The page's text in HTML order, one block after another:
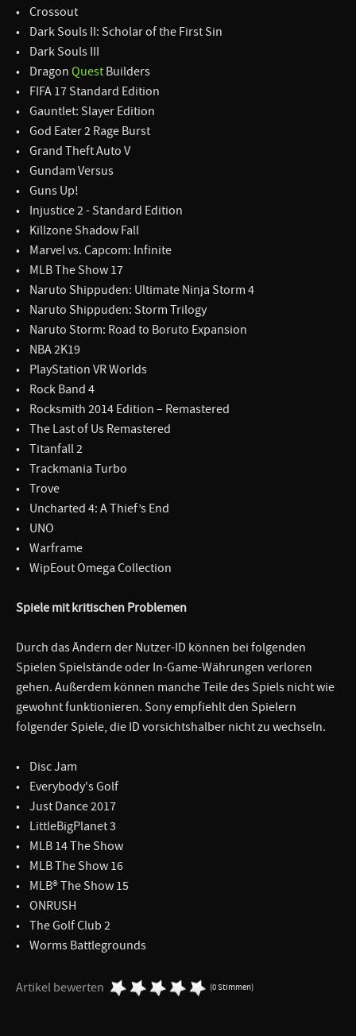
• Crossout
• Dark Souls II: Scholar of the First Sin
• Dark Souls III
• Dragon Quest Builders
• FIFA 17 Standard Edition
• Gauntlet: Slayer Edition
• God Eater 2 Rage Burst
• Grand Theft Auto V
• Gundam Versus
• Guns Up!
• Injustice 2 - Standard Edition
• Killzone Shadow Fall
• Marvel vs. Capcom: Infinite
• MLB The Show 17
• Naruto Shippuden: Ultimate Ninja Storm 4
• Naruto Shippuden: Storm Trilogy
• Naruto Storm: Road to Boruto Expansion
• NBA 2K19
• PlayStation VR Worlds
• Rock Band 4
• Rocksmith 2014 Edition – Remastered
• The Last of Us Remastered
• Titanfall 2
• Trackmania Turbo
• Trove
• Uncharted 4: A Thief’s End
• UNO
• Warframe
• WipEout Omega Collection
Spiele mit kritischen Problemen
Durch das Ändern der Nutzer-ID können bei folgenden
Spielen Spielstände oder In-Game-Währungen verloren
gehen. Außerdem können manche Teile des Spiels nicht wie
gewohnt funktionieren. Sony empfiehlt den Spielern
folgender Spiele, die ID vorsichtshalber nicht zu wechseln.
• Disc Jam
• Everybody's Golf
• Just Dance 2017
• LittleBigPlanet 3
• MLB 14 The Show
• MLB The Show 16
• MLB® The Show 15
• ONRUSH
• The Golf Club 2
• Worms Battlegrounds
Artikel bewerten (0 Stimmen)